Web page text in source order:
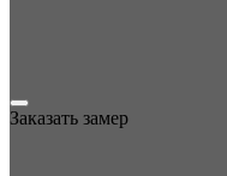
Заказать замер